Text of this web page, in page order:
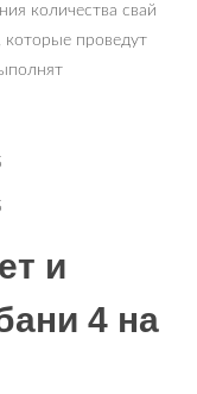
количества свай
которые проведут
и
4 на